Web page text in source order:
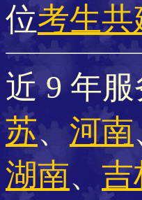
位考生共
近 9 年
苏、 河南
湖南、 吉